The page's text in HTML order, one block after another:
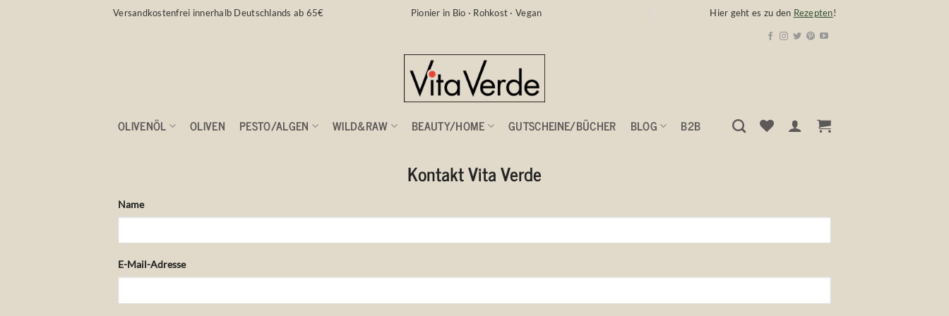
Zum
Versandkostenfrei innerhalb Deutschlands ab 65€ Pionier in Bio · Rohkost · Vegan Hier geht es zu den Rezepten!
OLIVENÖL OLIVEN PESTO/ALGEN WILD&RAW BEAUTY/HOME GUTSCHEINE/BÜCHER BLOG B2B
Kontakt Vita Verde
Name
E-Mail-Adresse